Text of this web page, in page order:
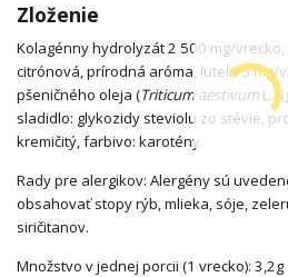
Zloženie
Kolagénny hydrolyzát 2 500 mg/
citrónová, prírodná aróma, luteín 5 mg/
pšeničného oleja (Triticum aestivum L.)
sladidlo: glykozidy steviolu zo stévie,
kremičitý, farbivo: karotény.
Rady pre alergikov: Alergény sú
obsahovať stopy rýb, mlieka, sóje,
siričitanov.
Množstvo v jednej porcii (1 vrecko): 3,2g